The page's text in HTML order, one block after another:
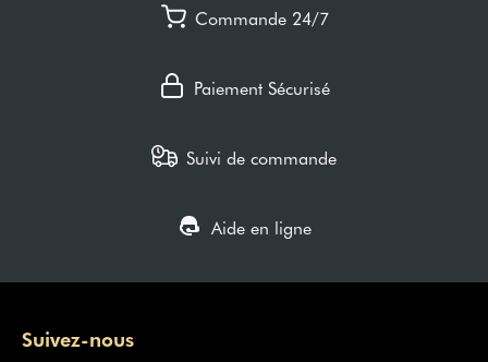
Commande 24/7
Paiement Sécurisé
Suivi de commande
Aide en ligne
Suivez-nous